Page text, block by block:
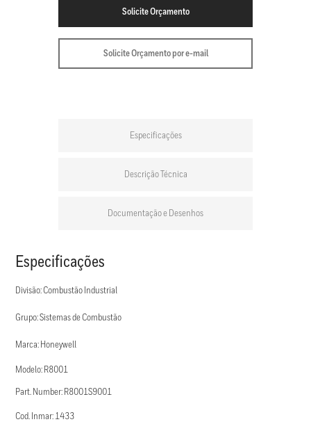
Solicite Orçamento
Solicite Orçamento por e-mail
Especificações
Descrição Técnica
Documentação e Desenhos
Especificações
Divisão: Combustão Industrial
Grupo: Sistemas de Combustão
Marca: Honeywell
Modelo: R8001
Part. Number: R8001S9001
Cod. Inmar: 1433